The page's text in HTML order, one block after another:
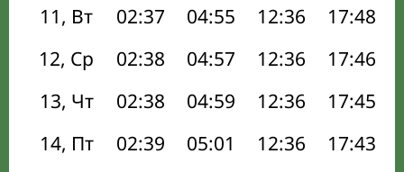
11, Вт
02:37 04:55 12:36 17:48
12, Ср
02:38 04:57 12:36 17:46
13, Чт
02:38 04:59 12:36 17:45
14, Пт
02:39 05:01 12:36 17:43